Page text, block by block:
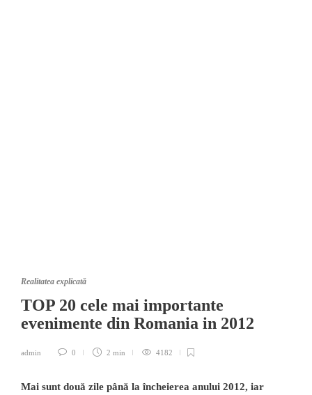
Realitatea explicată
TOP 20 cele mai importante
evenimente din Romania in 2012
admin 0 2 min 4182
Mai sunt două zile până la încheierea anului 2012, iar